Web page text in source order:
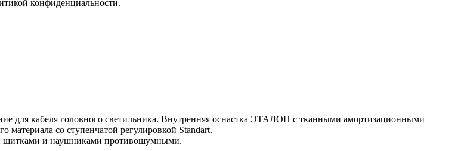
конфиденциальности.
для кабеля головного светильника. Внутренняя оснастка ЭТАЛОН с тканными амортизационными
материала со ступенчатой регулировкой Standart.
щитками и наушниками противошумными.